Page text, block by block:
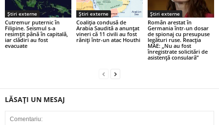
Știri externe
Cutremur puternic în
Filipine. Seismul s-a
resimțit până în capitală,
iar clădiri au fost
evacuate
Știri externe
Coaliția condusă de
Arabia Saudită a anunțat
vineri că 11 civili au fost
răniți într-un atac Houthi
Știri externe
Român arestat în
Germania într-un dosar
de spionaj cu presupuse
legături ruse. Reacția
MAE: „Nu au fost
înregistrate solicitări de
asistenţă consulară”
LĂSAȚI UN MESAJ